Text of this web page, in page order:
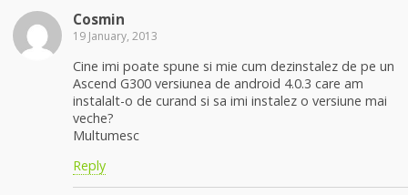
Cosmin
19 January, 2013
Cine imi poate spune si mie cum dezinstalez de pe un
Ascend G300 versiunea de android 4.0.3 care am
instalalt-o de curand si sa imi instalez o versiune mai
veche?
Multumesc
Reply